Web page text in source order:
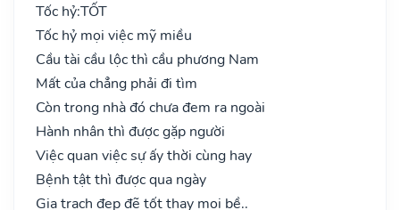
Tốc hỷ:TỐT
Tốc hỷ mọi việc mỹ miều
Cầu tài cầu lộc thì cầu phương Nam
Mất của chẳng phải đi tìm
Còn trong nhà đó chưa đem ra ngoài
Hành nhân thì được gặp người
Việc quan việc sự ấy thời cùng hay
Bệnh tật thì được qua ngày
Gia trạch đẹp đẽ tốt thay mọi bề..